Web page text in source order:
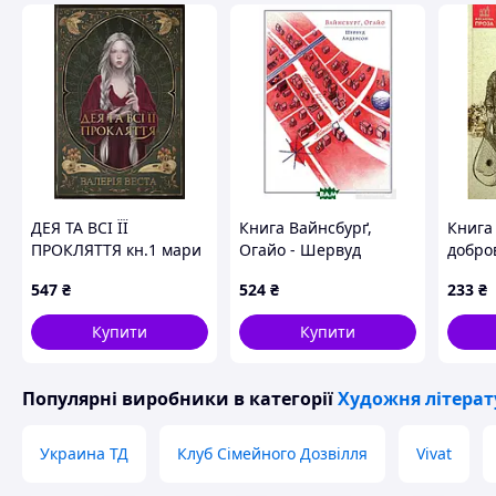
ДЕЯ ТА ВСІ ЇЇ
ПРОКЛЯТТЯ кн.1 мари
Nebo Booklab
Publishing
547 ₴
Купити
Книга Вайнсбурґ,
Огайо - Шервуд
524 ₴
Купити
233 ₴
Популярні виробники в категоріїХудожня
Украина ТД Клуб Сімейного Дозвілля Vivat